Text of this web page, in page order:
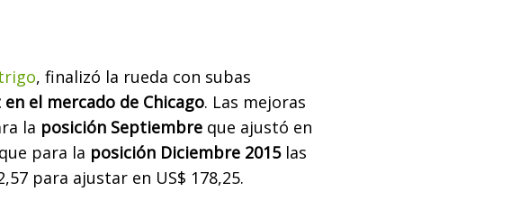
, finalizó la rueda con subas
en el mercado de Chicago. Las mejoras
la posición Septiembre que ajustó en
para la posición Diciembre 2015las
para ajustar en US$ 178,25.